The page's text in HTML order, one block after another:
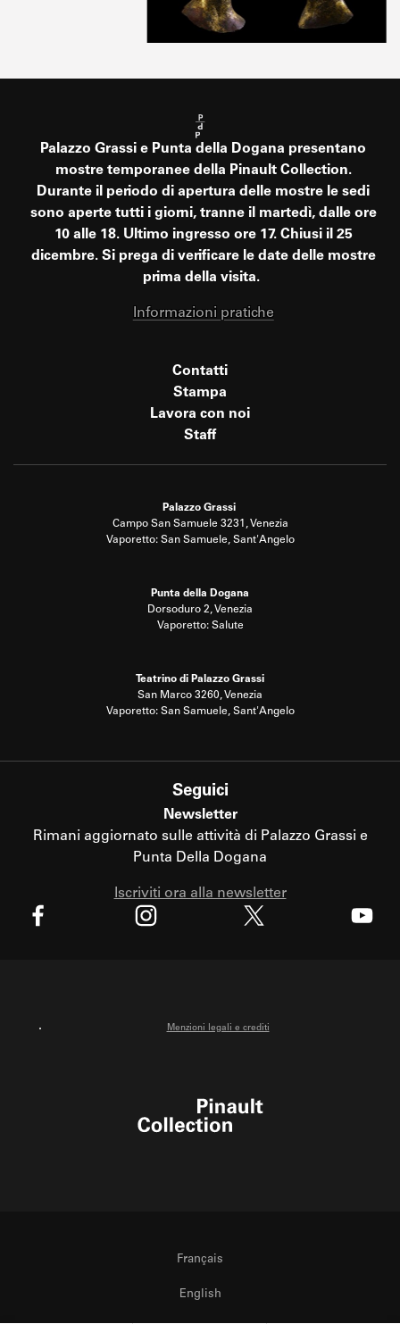
Palazzo Grassi e Punta della Dogana presentano
mostre temporanee della Pinault Collection.
Durante il periodo di apertura delle mostre le sedi
sono aperte tutti i giorni, tranne il martedì, dalle ore
10 alle 18. Ultimo ingresso ore 17. Chiusi il 25
dicembre. Si prega di verificare le date delle mostre
prima della visita.
Informazioni pratiche
Contatti
Stampa
Lavora con noi
Staff
Palazzo Grassi
Campo San Samuele 3231, Venezia
Vaporetto: San Samuele, Sant'Angelo
Punta della Dogana
Dorsoduro 2, Venezia
Vaporetto: Salute
Teatrino di Palazzo Grassi
San Marco 3260, Venezia
Vaporetto: San Samuele, Sant'Angelo
Seguici
Newsletter
Rimani aggiornato sulle attività di Palazzo Grassi e
Punta Della Dogana
Iscriviti ora alla newsletter
Menzioni legali e crediti
Français
English